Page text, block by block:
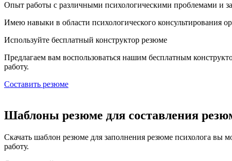
Опыт работы с различными психологическими проблемами и
Имею навыки в области психологического консультирования
Используйте бесплатный конструктор резюме
Предлагаем вам воспользоваться нашим бесплатным
работу.
Составить резюме
Шаблоны резюме для составления
Скачать шаблон резюме для заполнения резюме психолога вы
работу.